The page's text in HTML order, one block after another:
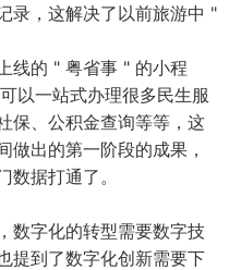
录，这解决了以前旅游中 "
线的 " 粤省事 " 的小程
以一站式办理很多民生服
保、公积金查询等等，这
做出的第一阶段的成果，
据打通了。
数字化的转型需要数字技
提到了数字化创新需要下